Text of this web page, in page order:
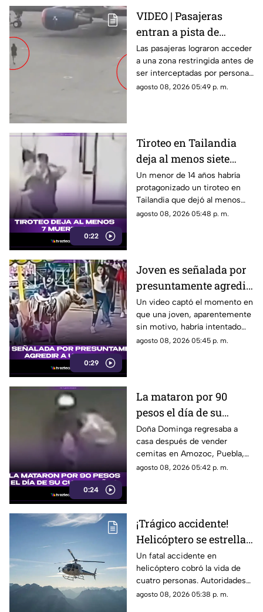
VIDEO | Pasajeras
entran a pista de
aeropuerto tras perder
su vuelo; autoridades
logran detenerlas
Las pasajeras lograron acceder
a una zona restringida antes de
ser interceptadas por personal
del aeropuerto.
agosto 08, 2026 05:49 p. m.
0:22
Tiroteo en Tailandia
deja al menos siete
muertos
Un menor de 14 años habría
protagonizado un tiroteo en
Tailandia que dejó al menos
siete personas muertas, entre
agosto 08, 2026 05:48 p. m.
0:29
Joven es señalada por
presuntamente agredir
a un pony en feria de
Pueblo Mágico
Un video captó el momento en
que una joven, aparentemente
sin motivo, habría intentado
agredir a un pequeño pony.
agosto 08, 2026 05:45 p. m.
0:24
La mataron por 90
pesos el día de su
cumpleaños; Este es el
caso de Doña Dominga
Doña Dominga regresaba a
casa después de vender
cemitas en Amozoc, Puebla,
cuando presuntamente un
agosto 08, 2026 05:42 p. m.
¡Trágico accidente!
Helicóptero se estrella
en zona boscosa y
mueren cuatro
personas
Un fatal accidente en
helicóptero cobró la vida de
cuatro personas. Autoridades
confirmaron que la aeronave
agosto 08, 2026 05:38 p. m.